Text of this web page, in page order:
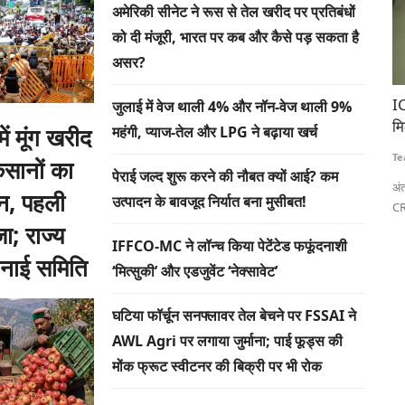
मूंग खरीद
का
पहली
राज्य
समिति
अमेरिकी सीनेट ने रूस से तेल खरीद पर प्रतिबंधों
को दी मंजूरी, भारत पर कब और कैसे पड़ सकता है
असर?
जुलाई में वेज थाली 4% और नॉन-वेज थाली 9%
महंगी, प्याज-तेल और LPG ने बढ़ाया खर्च
पेराई जल्द शुरू करने की नौबत क्यों आई? कम
उत्पादन के बावजूद निर्यात बना मुसीबत!
IFFCO-MC ने लॉन्च किया पेटेंटेड फफूंदनाशी
‘मित्सुकी’ और एडजुवेंट ‘नेक्सावेट’
घटिया फॉर्चून सनफ्लावर तेल बेचने पर FSSAI ने
AWL Agri पर लगाया जुर्माना; पाई फूड्स की
मोंक फ्रूट स्वीटनर की बिक्री पर भी रोक
लिए देशव्यापी
ICRISAT को जीन एडिटिंग तकनीक के उपयोग का लाइसेंस
मिला, एशिया और अफ्रीका के छोटे किसानों को मिलेगा लाभ
अंतरराष्ट्रीय अर्ध-शुष्क उष्णकटिबंधीय फसल अनुसंधान संस्थान (ICRISAT) ने
CRISPR-Cas9...